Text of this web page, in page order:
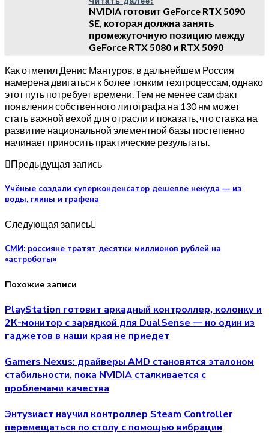
NVIDIA готовит GeForce RTX 5090
SE, которая должна занять
промежуточную позицию между
GeForce RTX 5080 и RTX 5090
Как отметил Денис Мантуров, в дальнейшем Россия
намерена двигаться к более тонким техпроцессам, однако
этот путь потребует времени. Тем не менее сам факт
появления собственного литографа на 130 нм может
стать важной вехой для отрасли и показать, что ставка на
развитие национальной элементной базы постепенно
начинает приносить практические результаты.
Предыдущая запись
Учёные создали суперконденсатор дешевле некуда — из
воды, глины и графена
Следующая запись
СМИ: россияне тратят десятки миллионов рублей на
«астроботы»
Похожие записи
PlayStation готовит аркадный контроллер, колонку и
2К-монитор с зарядкой для DualSense — но один из
гаджетов в наши края не приедет
Gamers Nexus: драйверы AMD становятся эталоном
стабильности, пока NVIDIA сталкивается с
проблемами качества
Энтузиаст научил контроллер Steam Controller
перемещаться по столу с помощью вибрации